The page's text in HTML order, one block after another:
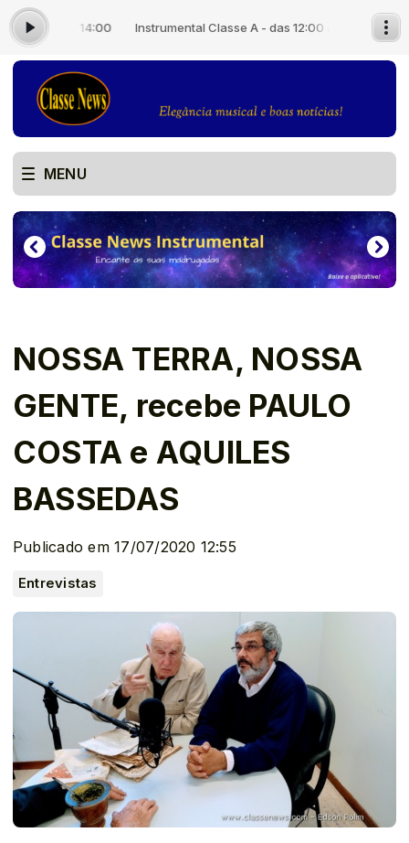
às 14:00 Instrumental Classe A - das 12:00 às 14:00
MENU
NOSSA TERRA, NOSSA
GENTE, recebe PAULO
COSTA e AQUILES
BASSEDAS
Publicado em 17/07/2020 12:55
Entrevistas